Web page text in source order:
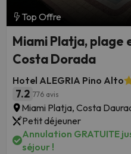
Top Offre
Miami Platja, plage
Costa Dorada
Hotel ALEGRIA Pino Alto
7.2 776 avis
Miami Platja, Costa
Petit déjeuner
Annulation GRATUITE
séjour !